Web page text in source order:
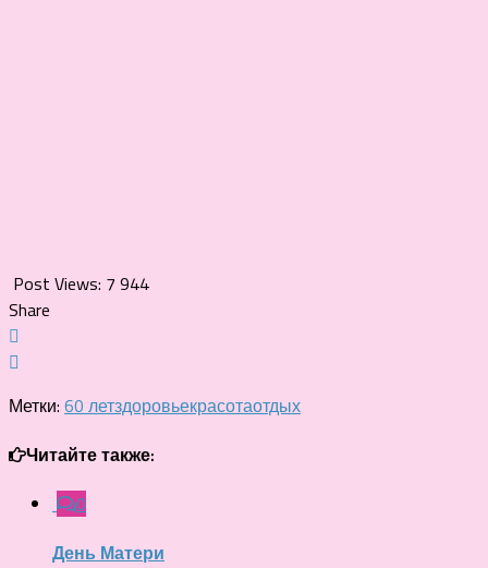
Post Views: 7 944
Share
Метки: 60 летздоровьекрасотаотдых
Читайте также:
0
День Матери